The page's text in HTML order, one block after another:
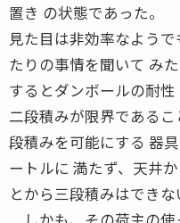
置き の状態であった。
見た目は非効率なよ
たりの事情を聞いて みた
するとダンボールの耐
二段積みが限界である
段積みを可能にする 器
ートルに 満たず、天井
とから三段積みはできな